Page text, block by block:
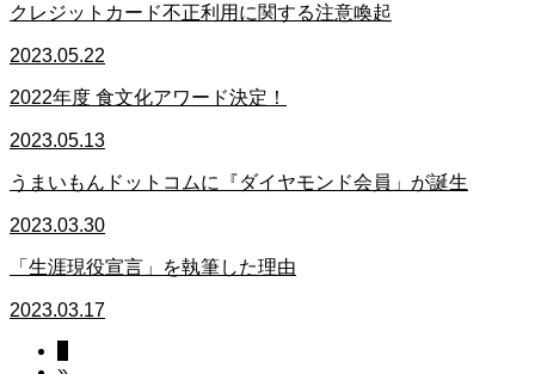
クレジットカード不正利用に関する注意喚起
2023.05.22
2022年度 食文化アワード決定！
2023.05.13
うまいもんドットコムに『ダイヤモンド会員」が誕生
2023.03.30
「生涯現役宣言」を執筆した理由
2023.03.17